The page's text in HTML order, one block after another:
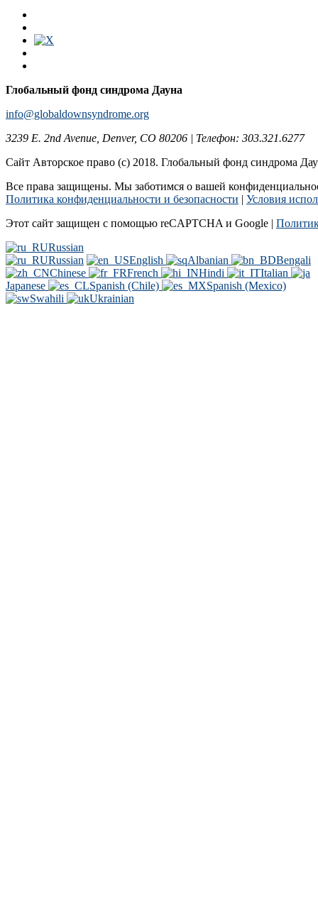
Глобальный фонд синдрома Дауна
info@globaldownsyndrome.org
3239 E. 2nd Avenue, Denver, CO 80206 | Телефон: 303.321.6277
Сайт Авторское право (c) 2018. Глобальный фонд синдрома
Все права защищены. Мы заботимся о вашей
Политика конфиденциальности и безопасности
Условия
Этот сайт защищен с помощью reCAPTCHA и Google |
Russian
Russian
English Albanian
Bengali
Chinese
French Hindi
Italian
Japanese
Spanish (Chile)
Spanish (Mexico)
Swahili
Ukrainian